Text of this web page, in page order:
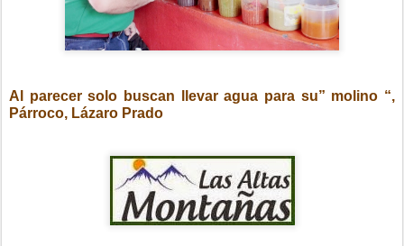
Al parecer solo buscan llevar agua para su” molino “,
Párroco, Lázaro Prado